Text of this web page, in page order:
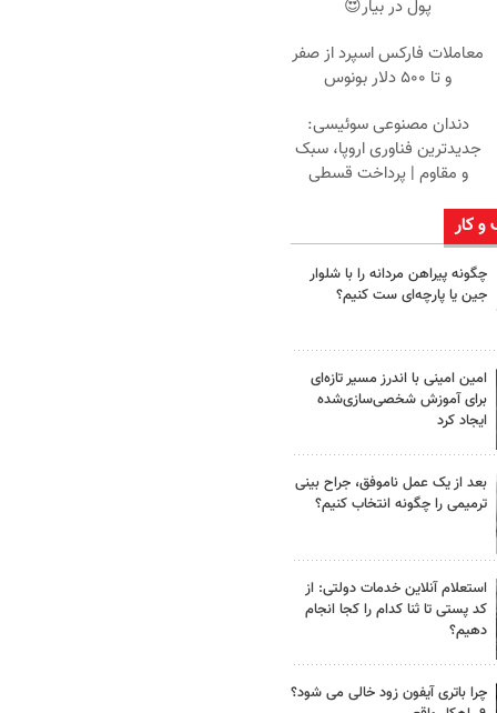
پول در بیار😍
معاملات فارکس اسپرد از صفر
و تا ۵۰۰ دلار بونوس
دندان مصنوعی سوئیسی:
جدیدترین فناوری اروپا، سبک
و مقاوم | پرداخت قسطی
و کار
چگونه پیراهن مردانه را با شلوار
جین یا پارچه‌ای ست کنیم؟
امین امینی با اندرز مسیر تازه‌ای
برای آموزش شخصی‌سازی‌شده
ایجاد کرد
بعد از یک عمل ناموفق، جراح بینی
ترمیمی را چگونه انتخاب کنیم؟
استعلام آنلاین خدمات دولتی: از
کد پستی تا ثنا کدام را کجا انجام
دهیم؟
چرا باتری آیفون زود خالی می شود؟